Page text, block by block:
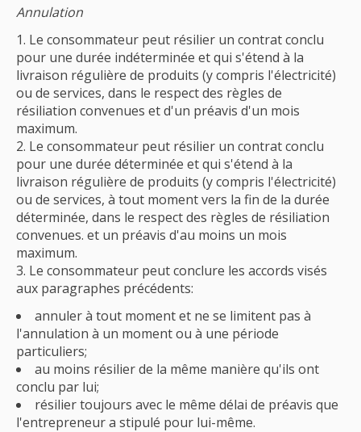
Annulation
Le consommateur peut résilier un contrat conclu
pour une durée indéterminée et qui s'étend à la
livraison régulière de produits (y compris l'électricité)
ou de services, dans le respect des règles de
résiliation convenues et d'un préavis d'un mois
maximum.
Le consommateur peut résilier un contrat conclu
pour une durée déterminée et qui s'étend à la
livraison régulière de produits (y compris l'électricité)
ou de services, à tout moment vers la fin de la durée
déterminée, dans le respect des règles de résiliation
convenues. et un préavis d'au moins un mois
maximum.
Le consommateur peut conclure les accords visés
aux paragraphes précédents:
annuler à tout moment et ne se limitent pas à
l'annulation à un moment ou à une période
particuliers;
au moins résilier de la même manière qu'ils ont
conclu par lui;
résilier toujours avec le même délai de préavis que
l'entrepreneur a stipulé pour lui-même.